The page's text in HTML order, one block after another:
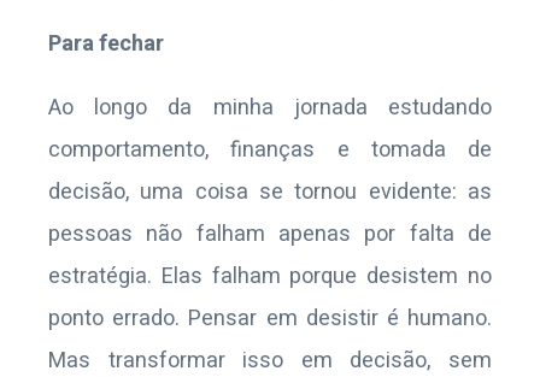
Para fechar
Ao longo da minha jornada estudando
comportamento, finanças e tomada de
decisão, uma coisa se tornou evidente: as
pessoas não falham apenas por falta de
estratégia. Elas falham porque desistem no
ponto errado. Pensar em desistir é humano.
Mas transformar isso em decisão, sem